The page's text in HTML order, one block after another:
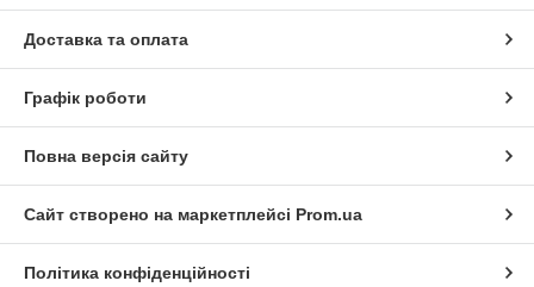
Доставка та оплата
Графік роботи
Повна версія сайту
Сайт створено на маркетплейсі Prom.ua
Політика конфіденційності